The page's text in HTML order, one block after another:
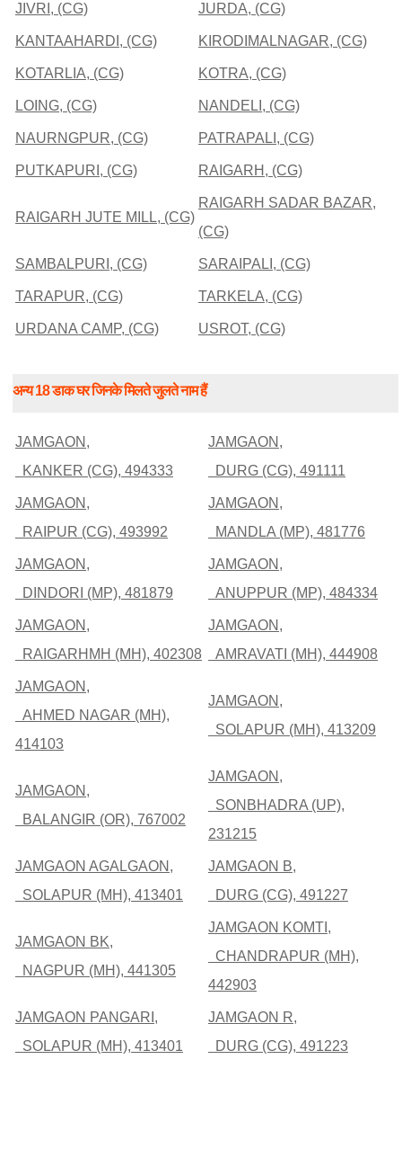
JIVRI, (CG) JURDA, (CG)
KANTAAHARDI, (CG) KIRODIMALNAGAR, (CG)
KOTARLIA, (CG) KOTRA, (CG)
LOING, (CG) NANDELI, (CG)
NAURNGPUR, (CG) PATRAPALI, (CG)
PUTKAPURI, (CG) RAIGARH, (CG)
RAIGARH JUTE MILL, (CG)
RAIGARH SADAR BAZAR,
(CG)
SAMBALPURI, (CG) SARAIPALI, (CG)
TARAPUR, (CG) TARKELA, (CG)
URDANA CAMP, (CG) USROT, (CG)
अन्य 18 डाक घर जिनके मिलते जुलते नाम हैं
JAMGAON,
KANKER (CG), 494333
JAMGAON,
DURG (CG), 491111
JAMGAON,
RAIPUR (CG), 493992
JAMGAON,
MANDLA (MP), 481776
JAMGAON,
DINDORI (MP), 481879
JAMGAON,
ANUPPUR (MP), 484334
JAMGAON,
RAIGARHMH (MH), 402308
JAMGAON,
AMRAVATI (MH), 444908
JAMGAON,
AHMED NAGAR (MH),
414103
JAMGAON,
SOLAPUR (MH), 413209
JAMGAON,
BALANGIR (OR), 767002
JAMGAON,
SONBHADRA (UP),
231215
JAMGAON AGALGAON,
SOLAPUR (MH), 413401
JAMGAON B,
DURG (CG), 491227
JAMGAON BK,
NAGPUR (MH), 441305
JAMGAON KOMTI,
CHANDRAPUR (MH),
442903
JAMGAON PANGARI,
SOLAPUR (MH), 413401
JAMGAON R,
DURG (CG), 491223